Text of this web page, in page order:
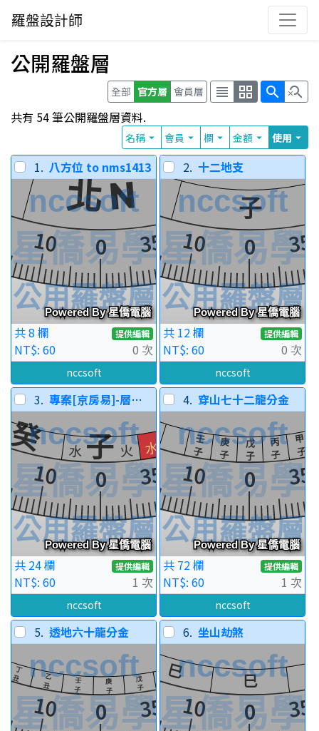
羅盤設計師
公開羅盤層
全部 官方層 會員層 view_headline grid_view search search_off
共有 54 筆公開羅盤層資料.
名稱 arrow_drop_down 會員 arrow_drop_down 欄 arrow_drop_down 金額 arrow_drop_down 使用 arrow_drop_down
1. 八方位 to nms1413
共 8 欄 提供編輯
NT$: 60 0 次
nccsoft
2. 十二地支
共 12 欄 提供編輯
NT$: 60 0 次
nccsoft
3. 專案[京房易]-層十一
共 24 欄 提供編輯
NT$: 60 1 次
nccsoft
4. 穿山七十二龍分金
共 72 欄 提供編輯
NT$: 60 1 次
nccsoft
5. 透地六十龍分金 6. 坐山劫煞